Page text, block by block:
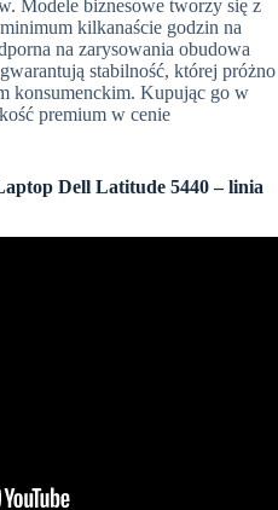
Modele biznesowe tworzy się z
kilkanaście godzin na
na zarysowania obudowa
stabilność, której próżno
konsumenckim. Kupując go w
premium w cenie
Dell Latitude 5440 – linia